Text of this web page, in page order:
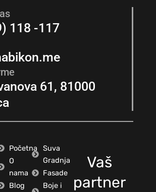
118 -117
61, 81000
Početna
O
nama
Blog
Suva
Gradnja
Fasade
Boje i
Vaš
partner